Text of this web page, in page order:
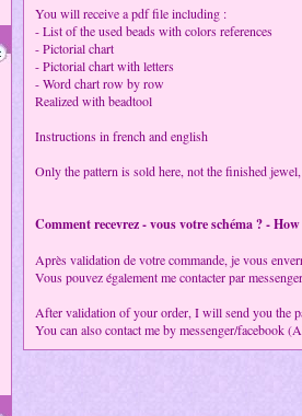
You will receive a pdf file including :
- List of the used beads with colors references
- Pictorial chart
- Pictorial chart with letters
- Word chart row by row
Realized with beadtool
Instructions in french and english
Only the pattern is sold here, not the finished
Comment recevrez - vous votre schéma ? -
Après validation de votre commande, je vous
Vous pouvez également me contacter par
After validation of your order, I will send you the
You can also contact me by messenger/facebook